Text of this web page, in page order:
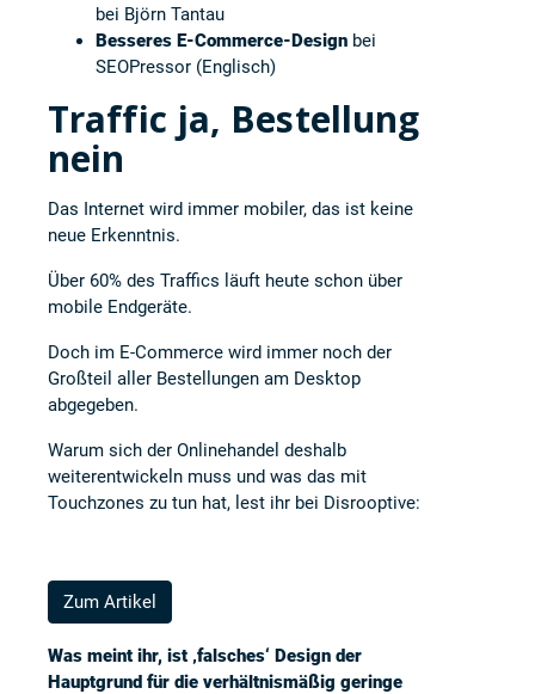
bei Björn Tantau
Besseres E-Commerce-Design bei
SEOPressor (Englisch)
Traffic ja, Bestellung
nein
Das Internet wird immer mobiler, das ist keine
neue Erkenntnis.
Über 60% des Traffics läuft heute schon über
mobile Endgeräte.
Doch im E-Commerce wird immer noch der
Großteil aller Bestellungen am Desktop
abgegeben.
Warum sich der Onlinehandel deshalb
weiterentwickeln muss und was das mit
Touchzones zu tun hat, lest ihr bei Disrooptive:
Zum Artikel
Was meint ihr, ist ‚falsches‘ Design der
Hauptgrund für die verhältnismäßig geringe